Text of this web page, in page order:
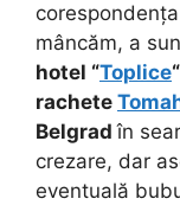
mâncăm, a
hotel “Toplice“
rachete
Belgradîn
crezare, dar
eventuală